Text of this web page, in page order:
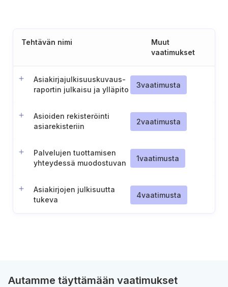
Tehtävän nimi
Muut
vaatimukset
Asiakirjajulkisuuskuvaus-
raportin julkaisu ja ylläpito
3vaatimusta
Asioiden rekisteröinti
asiarekisteriin
2vaatimusta
Palvelujen tuottamisen
yhteydessä muodostuvan
1vaatimusta
Asiakirjojen julkisuutta
tukeva
4vaatimusta
Autamme täyttämään vaatimukset